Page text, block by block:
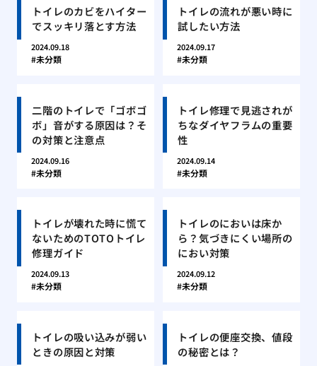
トイレのカビをハイター
でスッキリ落とす方法
2024.09.18
未分類
トイレの流れが悪い時に
試したい方法
2024.09.17
未分類
二階のトイレで「ゴボゴ
ボ」音がする原因は？そ
の対策と注意点
2024.09.16
未分類
トイレ修理で見逃されが
ちなダイヤフラムの重要
性
2024.09.14
未分類
トイレが壊れた時に慌て
ないためのTOTOトイレ
修理ガイド
2024.09.13
未分類
トイレのにおいは床か
ら？気づきにくい場所の
におい対策
2024.09.12
未分類
トイレの吸い込みが弱い
ときの原因と対策
トイレの便座交換、値段
の秘密とは？